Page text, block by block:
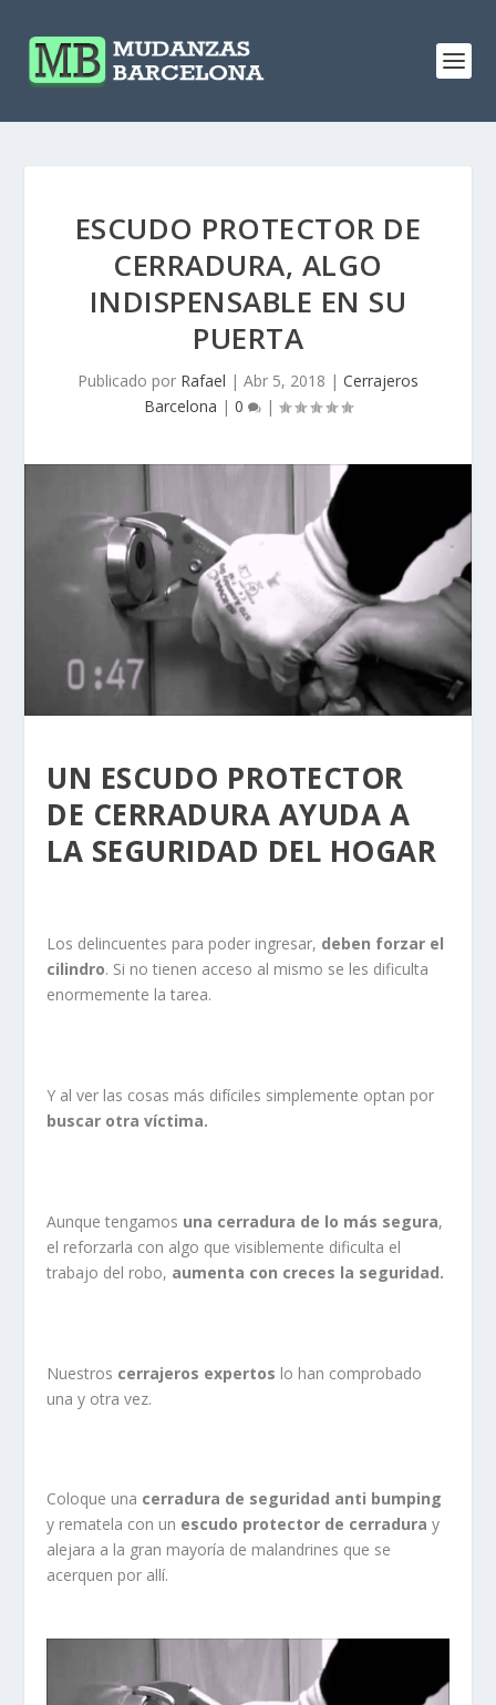
ESCUDO PROTECTOR DE
CERRADURA, ALGO
INDISPENSABLE EN SU
PUERTA
Publicado por Rafael | Abr 5, 2018 | Cerrajeros
Barcelona | 0 |
UN ESCUDO PROTECTOR
DE CERRADURA AYUDA A
LA SEGURIDAD DEL HOGAR
Los delincuentes para poder ingresar, deben forzar el
cilindro. Si no tienen acceso al mismo se les dificulta
enormemente la tarea.
Y al ver las cosas más difíciles simplemente optan por
buscar otra víctima.
Aunque tengamos una cerradura de lo más segura,
el reforzarla con algo que visiblemente dificulta el
trabajo del robo, aumenta con creces la seguridad.
Nuestros cerrajeros expertos lo han comprobado
una y otra vez.
Coloque una cerradura de seguridad anti bumping
y rematela con un escudo protector de cerradura y
alejara a la gran mayoría de malandrines que se
acerquen por allí.